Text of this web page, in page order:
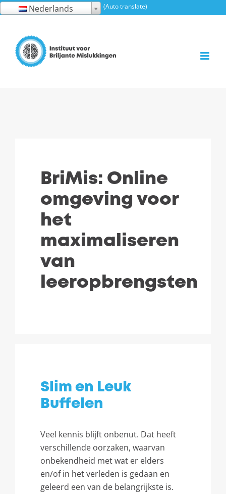
Ga
inhoud
Nederlands (Auto translate)
BriMis: Online
omgeving voor
het
maximaliseren
van
leeropbrengsten
Slim en Leuk
Buffelen
Veel kennis blijft onbenut. Dat heeft
verschillende oorzaken, waarvan
onbekendheid met wat er elders
en/of in het verleden is gedaan en
geleerd een van de belangrijkste is.